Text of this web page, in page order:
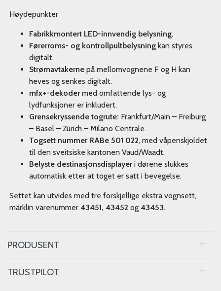
Høydepunkter
Fabrikkmontert LED-innvendig belysning.
Førerroms- og kontrollpultbelysning kan styres
digitalt.
Strømavtakerne på mellomvognene F og H kan
heves og senkes digitalt.
mfx+-dekodermed omfattende lys- og
lydfunksjoner er inkludert.
Grensekryssende togrute: Frankfurt/Main – Freiburg
– Basel – Zürich – Milano Centrale.
Togsett nummer RABe 501 022, med våpenskjoldet
til den sveitsiske kantonen Vaud/Waadt.
Belyste destinasjonsdisplayeri dørene slukkes
automatisk etter at toget er satt i bevegelse.
Settet kan utvides med tre forskjellige ekstra vognsett,
märklin varenummer 43451, 43452 og 43453.
PRODUSENT
TRUSTPILOT